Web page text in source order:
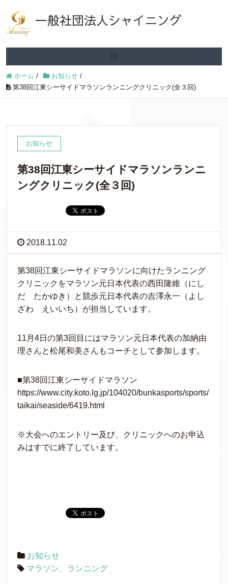
一般社団法人シャイニング
ホーム / お知らせ /
第38回江東シーサイドマラソンランニングクリニック(全３回)
お知らせ
第38回江東シーサイドマラソンランニ
ングクリニック(全３回)
2018.11.02
第38回江東シーサイドマラソンに向けたランニング
クリニックをマラソン元日本代表の西田隆維（にし
だ たかゆき）と競歩元日本代表の吉澤永一（よし
ざわ えいいち）が担当しています。
11月4日の第3回目にはマラソン元日本代表の加納由
理さんと松尾和美さんもコーチとして参加します。
■第38回江東シーサイドマラソン
https://www.city.koto.lg.jp/104020/bunkasports/sports/
taikai/seaside/6419.html
※大会へのエントリー及び、クリニックへのお申込
みはすでに終了しています。
お知らせ
マラソン、ランニング